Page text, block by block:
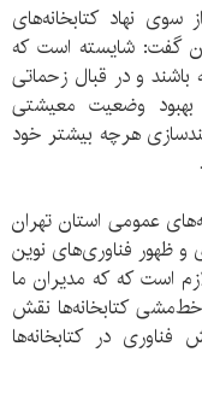
نهاد کتابخانه‌های
گفت: شایسته است که
باشند و در قبال زحماتی
بهبود وضعیت معیشتی
هرچه بیشتر خود
عمومی استان تهران
و ظهور فناوری‌های نوین
است که که مدیران ما
کتابخانه‌ها نقش
در کتابخانه‌ها